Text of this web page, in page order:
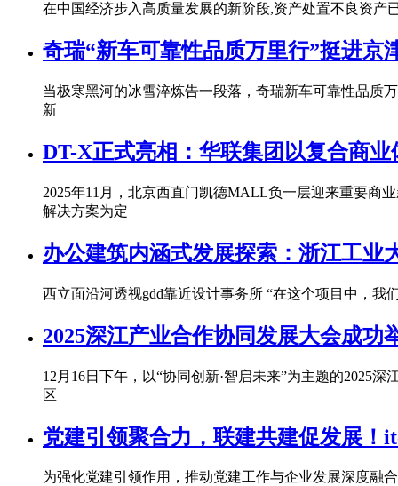
在中国经济步入高质量发展的新阶段,资产处置不良资
奇瑞“新车可靠性品质万里行”挺进京
当极寒黑河的冰雪淬炼告一段落，奇瑞新车可靠性品质
新
DT-X正式亮相：华联集团以复合商
2025年11月，北京西直门凯德MALL负一层迎来重要商
解决方案为定
办公建筑内涵式发展探索：浙江工业
西立面沿河透视gdd靠近设计事务所 “在这个项目中，
2025深江产业合作协同发展大会成
12月16日下午，以“协同创新·智启未来”为主题的2025
区
党建引领聚合力，联建共建促发展！
为强化党建引领作用，推动党建工作与企业发展深度融